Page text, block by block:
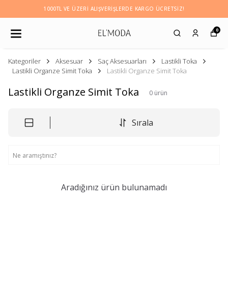
1000TL VE ÜZERI ALIŞVERIŞLERDE KARGO ÜCRETSİZ!
0
Kategoriler Aksesuar Saç Aksesuarları
Lastikli Toka
Lastikli Organze Simit Toka
Lastikli Organze Simit Toka
Lastikli Organze Simit Toka 0 ürün
Sırala
Aradığınız ürün bulunamadı